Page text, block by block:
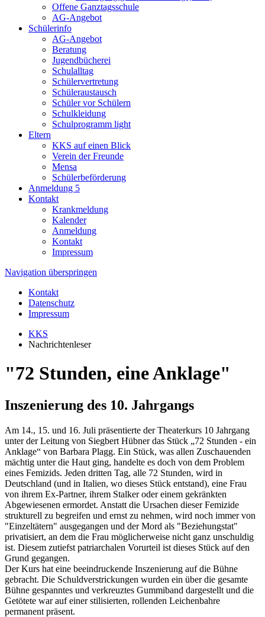
Offene Ganztagsschule
AG-Angebot
Schülerinfo
AG-Angebot
Beratung
Jugendbücherei
Schulalltag
Schülervertretung
Schüleraustausch
Schüler vor Schülern
Schulkleidung
Schulprogramm light
Eltern
KKS auf einen Blick
Verein der Freunde
Mensa
Schülerbeförderung
Anmeldung 5
Kontakt
Krankmeldung
Kalender
Anmeldung
Kontakt
Impressum
Navigation überspringen
Kontakt
Datenschutz
Impressum
KKS
Nachrichtenleser
"72 Stunden, eine Anklage"
Inszenierung des 10. Jahrgangs
Am 14., 15. und 16. Juli präsentierte der Theaterkurs 10 Jahrgang
unter der Leitung von Siegbert Hübner das Stück „72 Stunden - ein
Anklage“ von Barbara Plagg. Ein Stück, was allen Zuschauenden
mächtig unter die Haut ging, handelte es doch von dem Problem
eines Femizids. Jeden dritten Tag, alle 72 Stunden, wird in
Deutschland (und in Italien, wo dieses Stück entstand), eine Frau
von ihrem Ex-Partner, ihrem Stalker oder einem gekränkten
Abgewiesenen ermordet. Anstatt die Ursachen dieser Femizide
strukturell zu begreifen und ernst zu nehmen, wird noch immer von
"Einzeltätern" ausgegangen und der Mord als "Beziehungstat"
privatisiert, an dem die Frau möglicherweise nicht ganz unschuldig
ist. Diesem zutiefst patriarchalen Vorurteil ist dieses Stück auf den
Grund gegangen.
Der Kurs hat eine beeindruckende Inszenierung auf die Bühne
gebracht. Die Schuldverstrickungen wurden ein über die gesamte
Bühne gespanntes und verkreuztes Gummiband dargestellt und die
Getötete war auf einer stilisierten, rollenden Leichenbahre
permanent präsent.